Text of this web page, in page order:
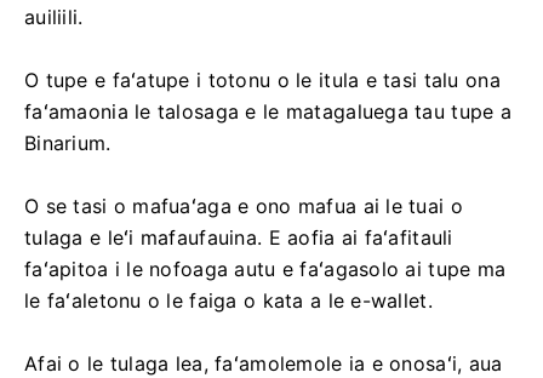
auiliili.
O tupe e faʻatupe i totonu o le itula e tasi talu ona
faʻamaonia le talosaga e le matagaluega tau tupe a
Binarium.
O se tasi o mafuaʻaga e ono mafua ai le tuai o
tulaga e leʻi mafaufauina. E aofia ai faʻafitauli
faʻapitoa i le nofoaga autu e faʻagasolo ai tupe ma
le faʻaletonu o le faiga o kata a le e-wallet.
Afai o le tulaga lea, faʻamolemole ia e onosaʻi, aua